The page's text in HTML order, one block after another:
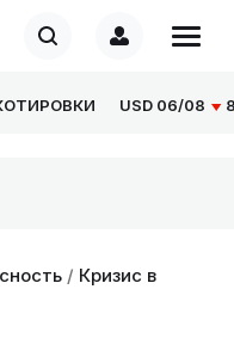
USD 06/08
/ Кризис в